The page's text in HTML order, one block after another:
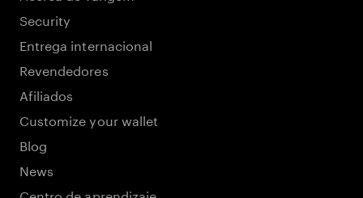
Security
Entrega internacional
Revendedores
Afiliados
Customize your wallet
Blog
News